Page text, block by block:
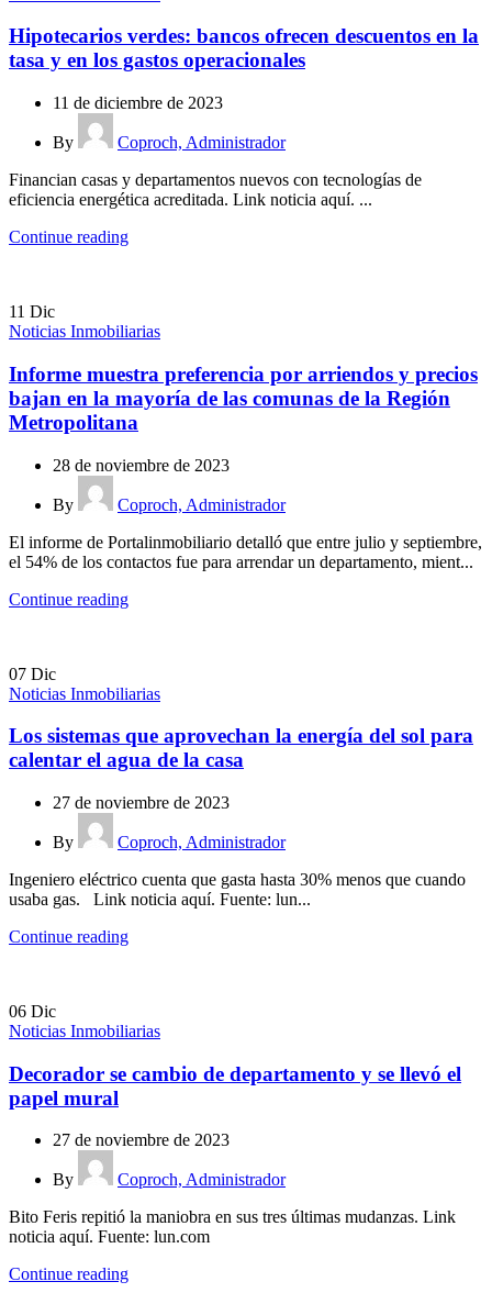
Hipotecarios verdes: bancos ofrecen descuentos en la
tasa y en los gastos operacionales
11 de diciembre de 2023
By
Coproch, Administrador
Financian casas y departamentos nuevos con tecnologías de
eficiencia energética acreditada. Link noticia aquí. ...
Continue reading
11 Dic
Noticias Inmobiliarias
Informe muestra preferencia por arriendos y precios
bajan en la mayoría de las comunas de la Región
Metropolitana
28 de noviembre de 2023
By
Coproch, Administrador
El informe de Portalinmobiliario detalló que entre julio y septiembre,
el 54% de los contactos fue para arrendar un departamento, mient...
Continue reading
07 Dic
Noticias Inmobiliarias
Los sistemas que aprovechan la energía del sol para
calentar el agua de la casa
27 de noviembre de 2023
By
Coproch, Administrador
Ingeniero eléctrico cuenta que gasta hasta 30% menos que cuando
usaba gas. Link noticia aquí. Fuente: lun...
Continue reading
06 Dic
Noticias Inmobiliarias
Decorador se cambio de departamento y se llevó el
papel mural
27 de noviembre de 2023
By
Coproch, Administrador
Bito Feris repitió la maniobra en sus tres últimas mudanzas. Link
noticia aquí. Fuente: lun.com
Continue reading